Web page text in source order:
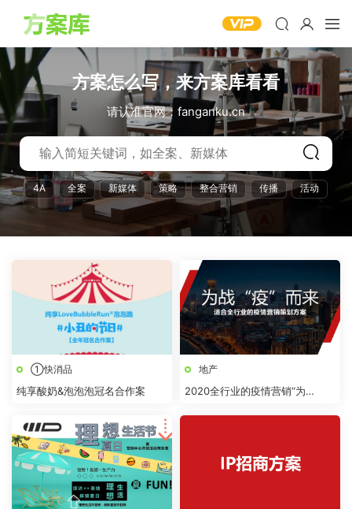
方案怎么写，来方案库看看
请认准官网：fanganku.cn
4A 全案 新媒体 策略 整合营销 传播 活动
①快消品
纯享酸奶&泡泡泡冠名合作案
地产
2020全行业的疫情营销“为